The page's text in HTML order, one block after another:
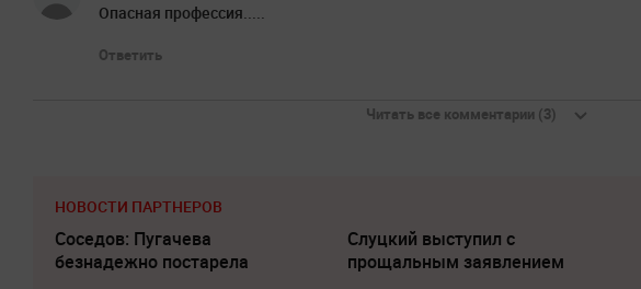
Опасная профессия.....
Ответить
Читать все комментарии (3)
НОВОСТИ ПАРТНЕРОВ
Соседов: Пугачева
безнадежно постарела
Слуцкий выступил с
прощальным заявлением